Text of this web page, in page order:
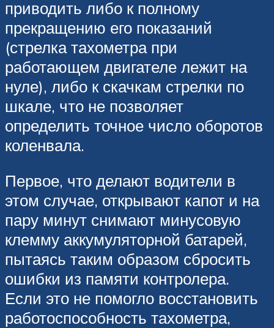
приводить либо к полному
прекращению его показаний
(стрелка тахометра при
работающем двигателе лежит на
нуле), либо к скачкам стрелки по
шкале, что не позволяет
определить точное число оборотов
коленвала.
Первое, что делают водители в
этом случае, открывают капот и на
пару минут снимают минусовую
клемму аккумуляторной батарей,
пытаясь таким образом сбросить
ошибки из памяти контролера.
Если это не помогло восстановить
работоспособность тахометра,